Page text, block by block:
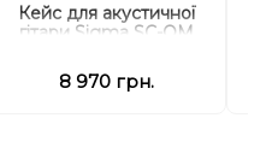
Кейс для акустичної
гітари Sigma SC-OM
8 970 грн.